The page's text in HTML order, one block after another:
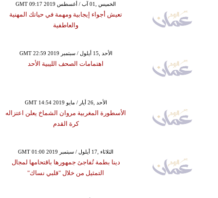
GMT 09:17 2019 الخميس ,01 آب / أغسطس
تعيش أجواء إيجابية ومهمة في حياتك المهنية
والعاطفية
GMT 22:59 2019 الأحد ,15 أيلول / سبتمبر
اهتمامات الصحف الليبية الأحد
GMT 14:54 2019 الأحد ,26 أيار / مايو
الأسطورة المغربية مروان الشماخ يعلن اعتزاله
كرة القدم
GMT 01:00 2019 الثلاثاء ,17 أيلول / سبتمبر
دينا بطمة تُفاجئ جمهورها باقتحامها لمجال
التمثيل من خلال "قلبي نساك"